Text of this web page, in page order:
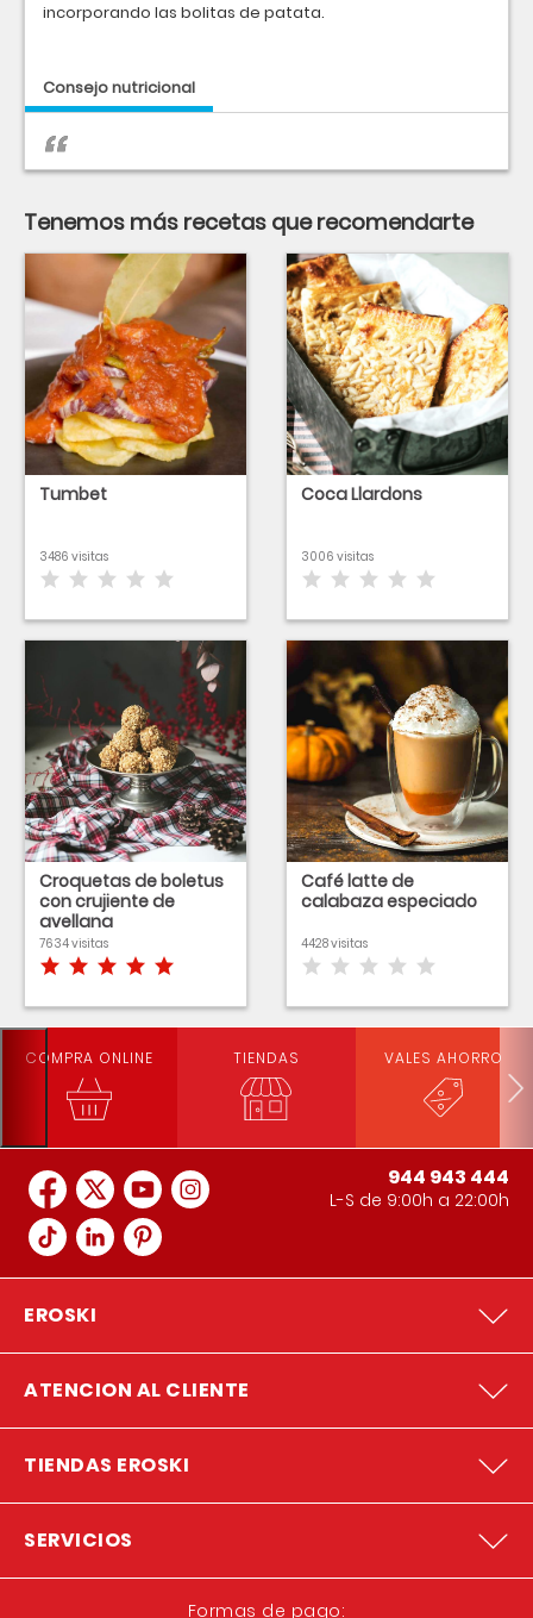
incorporando las bolitas de patata.
Consejo nutricional
Tenemos más recetas que recomendarte
Tumbet
3486 visitas
Coca Llardons
3006 visitas
Croquetas de boletus
con crujiente de
avellana
7634 visitas
Café latte de
calabaza especiado
4428 visitas
COMPRA ONLINE TIENDAS VALES AHORRO
944 943 444
L-S de 9:00h a 22:00h
EROSKI
ATENCION AL CLIENTE
TIENDAS EROSKI
SERVICIOS
Formas de pago: